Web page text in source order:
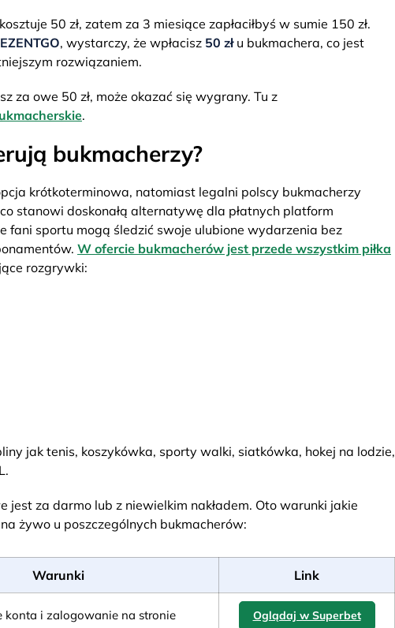
50 zł, zatem za 3 miesiące zapłaciłbyś w sumie 150 zł.
, wystarczy, że wpłacisz 50 złu bukmachera, co jest
rozwiązaniem.
za owe 50 zł, może okazać się wygrany. Tu z
.
bukmacherzy?
krótkoterminowa, natomiast legalni polscy bukmacherzy
stanowi doskonałą alternatywę dla płatnych platform
fani sportu mogą śledzić swoje ulubione wydarzenia bez
W ofercie bukmacherów jest przede wszystkim piłka
rozgrywki:
jak tenis, koszykówka, sporty walki, siatkówka, hokej na lodzie,
jest za darmo lub z niewielkim nakładem. Oto warunki jakie
żywo u poszczególnych bukmacherów:
Warunki Link
konta i zalogowanie na stronie Oglądaj w Superbet